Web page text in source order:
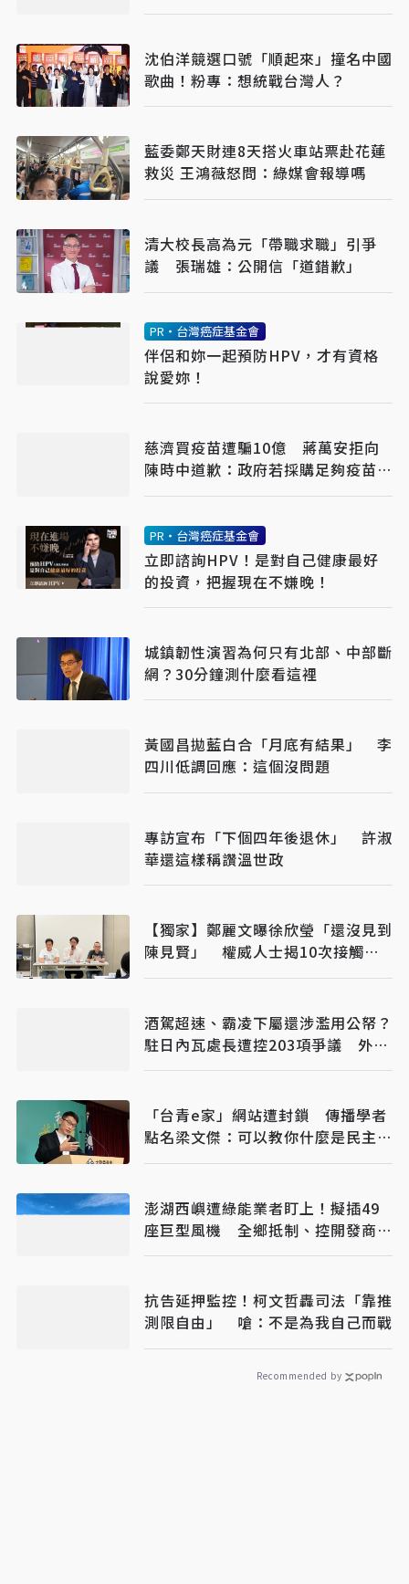
手機上網恐卡關
沈伯洋競選口號「順起來」撞名中國
歌曲！粉專：想統戰台灣人？
藍委鄭天財連8天搭火車站票赴花蓮
救災 王鴻薇怒問：綠媒會報導嗎
清大校長高為元「帶職求職」引爭
議 張瑞雄：公開信「道錯歉」
PR・台灣癌症基金會
伴侶和妳一起預防HPV，才有資格
說愛妳！
慈濟買疫苗遭騙10億 蔣萬安拒向
陳時中道歉：政府若採購足夠疫苗不
需民間出力
PR・台灣癌症基金會
立即諮詢HPV！是對自己健康最好
的投資，把握現在不嫌晚！
城鎮韌性演習為何只有北部、中部斷
網？30分鐘測什麼看這裡
黃國昌拋藍白合「月底有結果」 李
四川低調回應：這個沒問題
專訪宣布「下個四年後退休」 許淑
華還這樣稱讚溫世政
【獨家】鄭麗文曝徐欣瑩「還沒見到
陳見賢」 權威人士揭10次接觸未
果：整合最後一哩路
酒駕超速、霸凌下屬還涉濫用公帑？
駐日內瓦處長遭控203項爭議 外交
部啟動調查
「台青e家」網站遭封鎖 傳播學者
點名梁文傑：可以教你什麼是民主數
位治理
澎湖西嶼遭綠能業者盯上！擬插49
座巨型風機 全鄉抵制、控開發商打
消耗戰
抗告延押監控！柯文哲轟司法「靠推
測限自由」 嗆：不是為我自己而戰
Recommended by